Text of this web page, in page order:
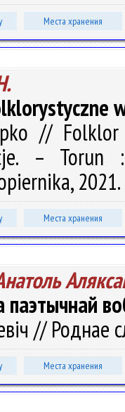
Места хранения
//
– Torun
Места хранения
//
Места хранения